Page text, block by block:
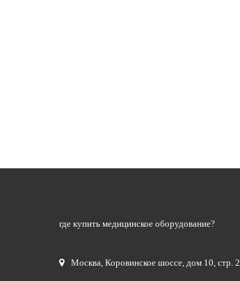
где купить медицинское оборудование?
Москва, Коровинское шоссе, дом 10, стр. 2